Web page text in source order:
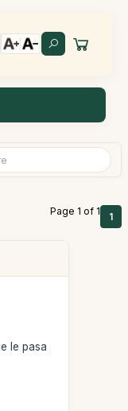
Page 1 of 1 1
le pasa